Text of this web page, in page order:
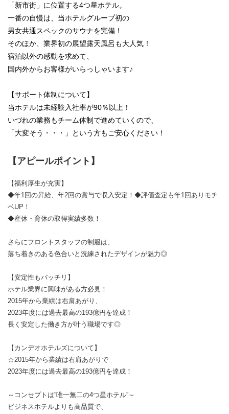
「新市街」に位置する4つ星ホテル。
一番の自慢は、当ホテルグループ初の
男女共通スペックのサウナを完備！
そのほか、業界初の展望露天風呂も大人気！
宿泊以外の感動を求めて、
国内外からお客様がいらっしゃいます♪
【サポート体制について】
当ホテルは未経験入社率が90％以上！
いづれの業務もチーム体制で進めていくので、
「大変そう・・・」という方もご安心ください！
【アピールポイント】
【福利厚生が充実】
◆年1回の昇給、年2回の賞与で収入安定！◆評価査定も年1回ありモチ
ベUP！
◆産休・育休の取得実績多数！
さらにフロントスタッフの制服は、
落ち着きのある色合いと洗練されたデザインが魅力◎
【安定性もバッチリ】
ホテル業界に興味がある方必見！
2015年から業績は右肩あがり、
2023年度には過去最高の193億円を達成！
長く安定した働き方が叶う職場です◎
【カンデオホテルズについて】
☆2015年から業績は右肩あがりで
2023年度には過去最高の193億円を達成！
～コンセプトは”唯一無二の4つ星ホテル”～
ビジネスホテルよりも高品質で、